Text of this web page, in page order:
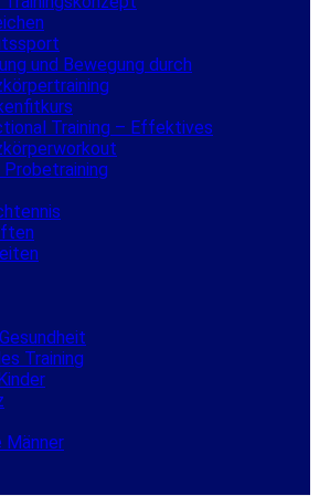
und Bewegung durch
Training – Effektives
Training